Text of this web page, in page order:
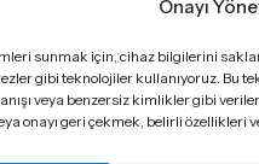
Onayı
sunmak için, cihaz bilgilerini
gibi teknolojiler kullanıyoruz. Bu
veya benzersiz kimlikler gibi
onayı geri çekmek, belirli özellikleri
BANYO Vitrifiyeler